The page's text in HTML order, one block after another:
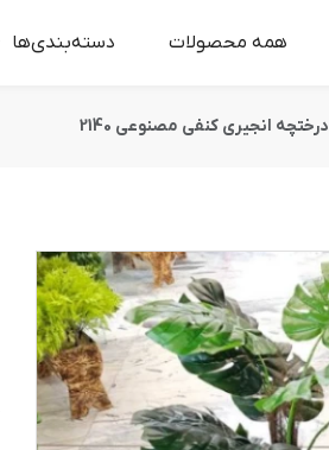
همه محصولات دسته‌بندی‌ها
درختچه انجیری کنفی مصنوعی 2140